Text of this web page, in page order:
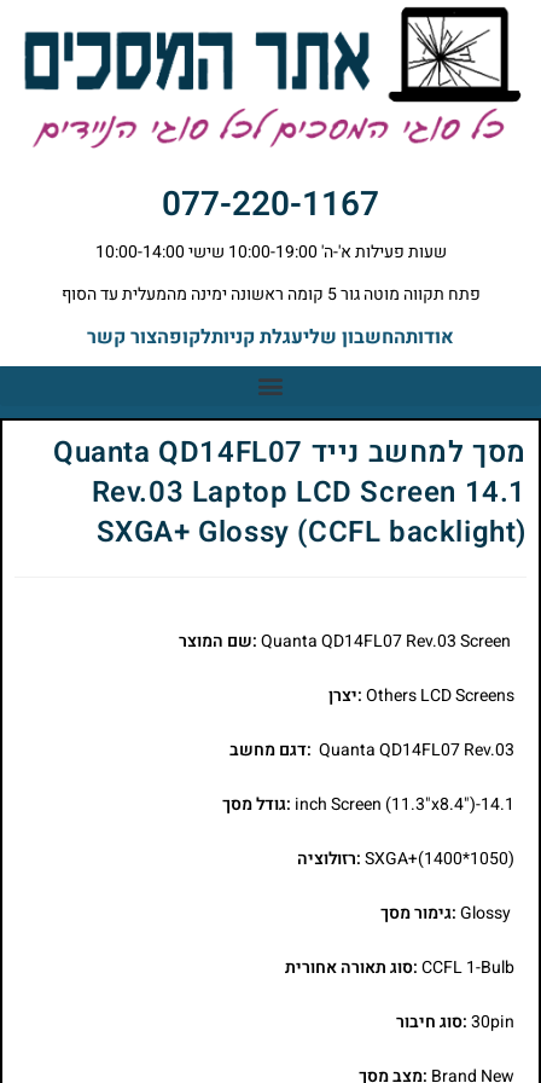
077-220-1167
שעות פעילות א'-ה' 10:00-19:00 שישי 10:00-14:00
פתח תקווה מוטה גור 5 קומה ראשונה ימינה מהמעלית עד הסוף
אודותהחשבון שליעגלת קניותלקופהצור קשר
מסך למחשב נייד Quanta QD14FL07
Rev.03 Laptop LCD Screen 14.1
SXGA+ Glossy (CCFL backlight)
:שם המוצר
Others LCD Screens:יצרן
Quanta QD14FL07 Rev.03 :דגם מחשב
14.1-inch Screen (11.3"x8.4") :גודל מסך
SXGA+(1400*1050):רזולוציה
Glossy:גימור מסך
CCFL 1-Bulb:סוג תאורה אחורית
30pin:סוג חיבור
Brand New :מצב מסך